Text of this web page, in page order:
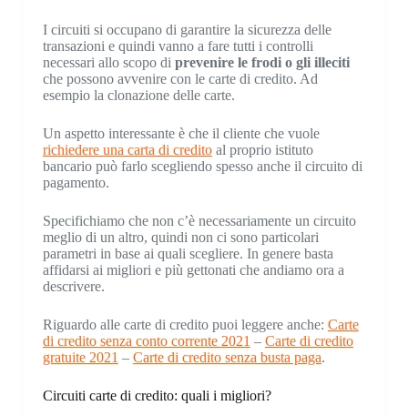
I circuiti si occupano di garantire la sicurezza delle
transazioni e quindi vanno a fare tutti i controlli
necessari allo scopo di prevenire le frodi o gli illeciti
che possono avvenire con le carte di credito. Ad
esempio la clonazione delle carte.
Un aspetto interessante è che il cliente che vuole
richiedere una carta di creditoal proprio istituto
bancario può farlo scegliendo spesso anche il circuito di
pagamento.
Specifichiamo che non c’è necessariamente un circuito
meglio di un altro, quindi non ci sono particolari
parametri in base ai quali scegliere. In genere basta
affidarsi ai migliori e più gettonati che andiamo ora a
descrivere.
Riguardo alle carte di credito puoi leggere anche: Carte
di credito senza conto corrente 2021 – Carte di credito
gratuite 2021 – Carte di credito senza busta paga.
Circuiti carte di credito: quali i migliori?